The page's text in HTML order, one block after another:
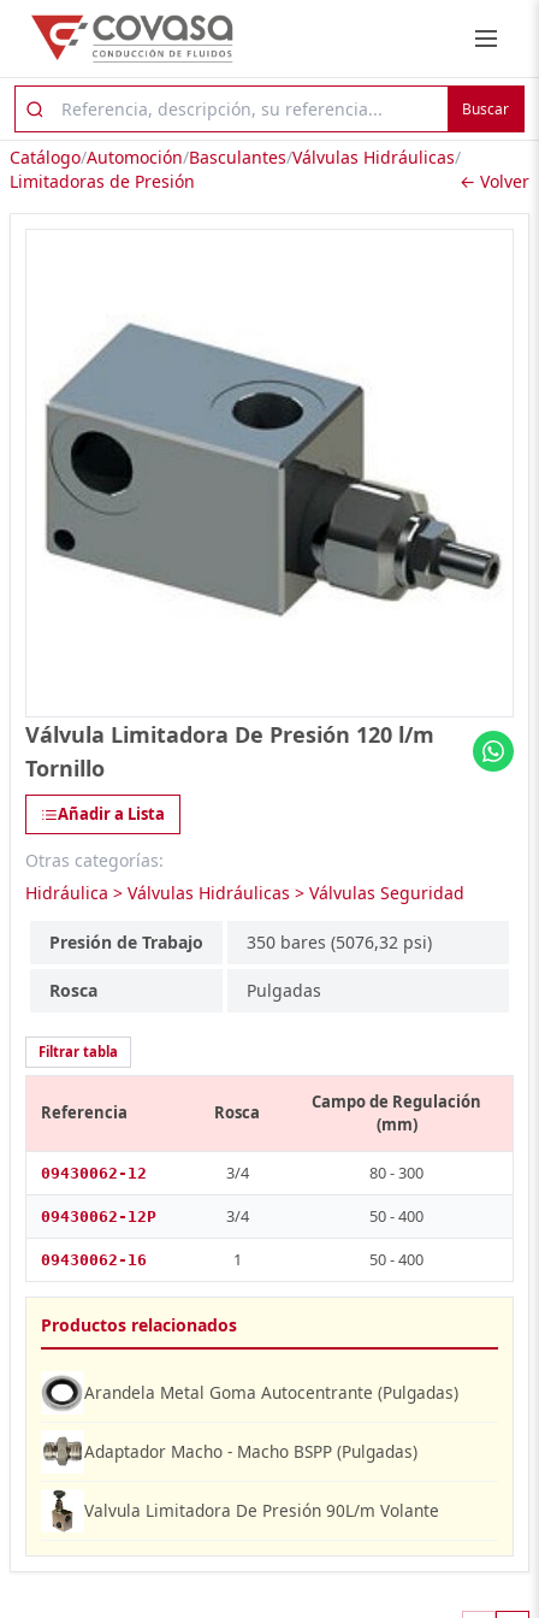
Buscar
Catálogo/Automoción/Basculantes/Válvulas Hidráulicas/
Limitadoras de Presión
← Volver
Válvula Limitadora De Presión 120 l/m
Tornillo
Añadir a Lista
Otras categorías:
Hidráulica > Válvulas Hidráulicas > Válvulas Seguridad
Presión de Trabajo 350 bares (5076,32 psi)
Rosca Pulgadas
Filtrar tabla
Referencia Rosca
Campo de Regulación
(mm)
09430062-12 3/4 80 - 300
09430062-12P 3/4 50 - 400
09430062-16 1 50 - 400
Productos relacionados
Arandela Metal Goma Autocentrante (Pulgadas)
Adaptador Macho - Macho BSPP (Pulgadas)
Valvula Limitadora De Presión 90L/m Volante